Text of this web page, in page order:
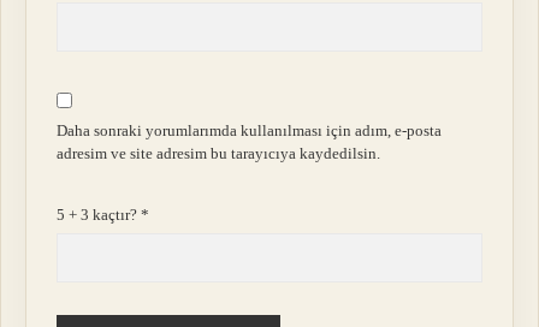
Daha sonraki yorumlarımda kullanılması için adım, e-posta
adresim ve site adresim bu tarayıcıya kaydedilsin.
5 + 3 kaçtır?*